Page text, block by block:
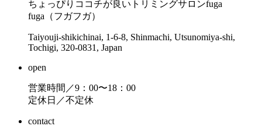
ちょっぴりココチが良いトリミングサロンfuga
fuga（フガフガ）
Taiyouji-shikichinai, 1-6-8, Shinmachi, Utsunomiya-shi,
Tochigi, 320-0831, Japan
open
営業時間／9：00〜18：00
定休日／不定休
contact